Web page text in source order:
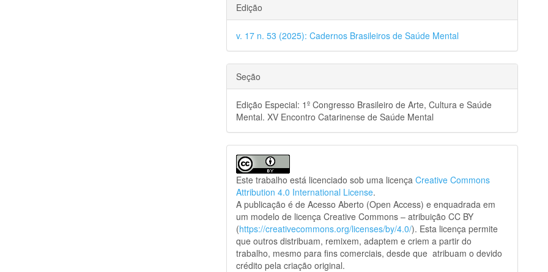
Edição
v. 17 n. 53 (2025): Cadernos Brasileiros de Saúde Mental
Seção
Edição Especial: 1º Congresso Brasileiro de Arte, Cultura e Saúde
Mental. XV Encontro Catarinense de Saúde Mental
Este trabalho está licenciado sob uma licençaCreative Commons
Attribution 4.0 International License.
A publicação é de Acesso Aberto (Open Access) e enquadrada em
um modelo de licença Creative Commons – atribuição CC BY
(https://creativecommons.org/licenses/by/4.0/). Esta licença permite
que outros distribuam, remixem, adaptem e criem a partir do
trabalho, mesmo para fins comerciais, desde que atribuam o devido
crédito pela criação original.